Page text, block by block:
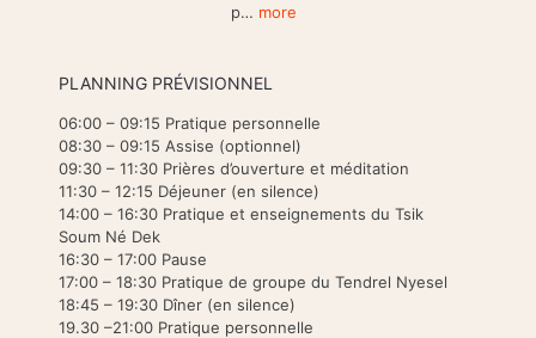
p… more
PLANNING PRÉVISIONNEL
06:00 – 09:15 Pratique personnelle
08:30 – 09:15 Assise (optionnel)
09:30 – 11:30 Prières d’ouverture et méditation
11:30 – 12:15 Déjeuner (en silence)
14:00 – 16:30 Pratique et enseignements du Tsik
Soum Né Dek
16:30 – 17:00 Pause
17:00 – 18:30 Pratique de groupe du Tendrel Nyesel
18:45 – 19:30 Dîner (en silence)
19.30 –21:00 Pratique personnelle